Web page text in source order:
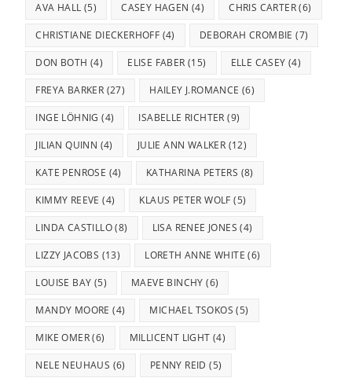
AVA HALL (5) CASEY HAGEN (4) CHRIS CARTER(6)
CHRISTIANE DIECKERHOFF (4) DEBORAH CROMBIE (7)
DON BOTH (4) ELISE FABER (15) ELLE CASEY (4)
FREYA BARKER (27) HAILEY J.ROMANCE (6)
INGE LÖHNIG (4) ISABELLE RICHTER (9)
JILIAN QUINN (4) JULIE ANN WALKER (12)
KATE PENROSE (4) KATHARINA PETERS (8)
KIMMY REEVE (4) KLAUS PETER WOLF (5)
LINDA CASTILLO(8) LISA RENEE JONES (4)
LIZZY JACOBS (13) LORETH ANNE WHITE (6)
LOUISE BAY (5) MAEVE BINCHY (6)
MANDY MOORE (4) MICHAEL TSOKOS (5)
MIKE OMER(6) MILLICENT LIGHT (4)
NELE NEUHAUS (6) PENNY REID (5)